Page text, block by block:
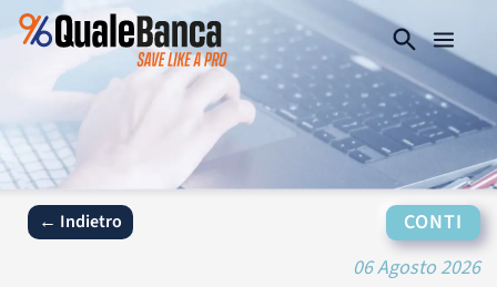
← Indietro
CONTI
06 Agosto 2026